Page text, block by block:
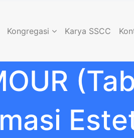
Kongregasi Karya SSCC